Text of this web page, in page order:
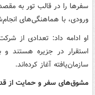
سفرها را در قالب تور به
ورودی، با هماهنگی‌های
او ادامه داد: تعدادی از
استقرار در جزیره هستند
سازمان‌یافته آغاز کرده‌اند.
مشوق‌های سفر و حمایت از